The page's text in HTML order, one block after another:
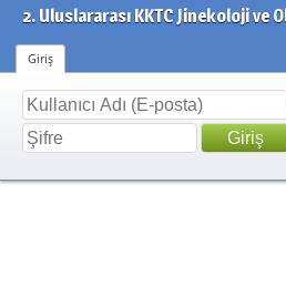
2. Uluslararası KKTC Jinekoloji ve
Giriş